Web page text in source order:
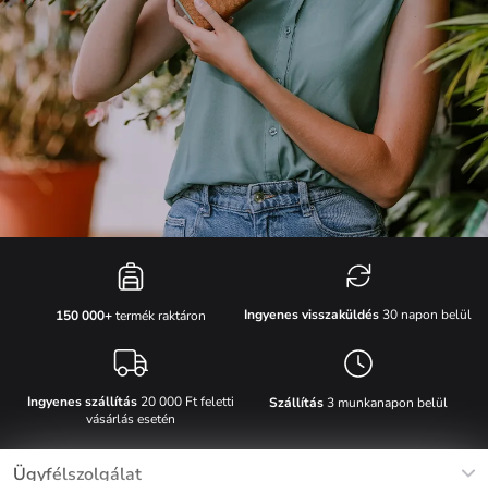
150 000+termék raktáron Ingyenes visszaküldés30 napon belül
Ingyenes szállítás20 000 Ft feletti
vásárlás esetén
Szállítás3 munkanapon belül
Ügyfélszolgálat